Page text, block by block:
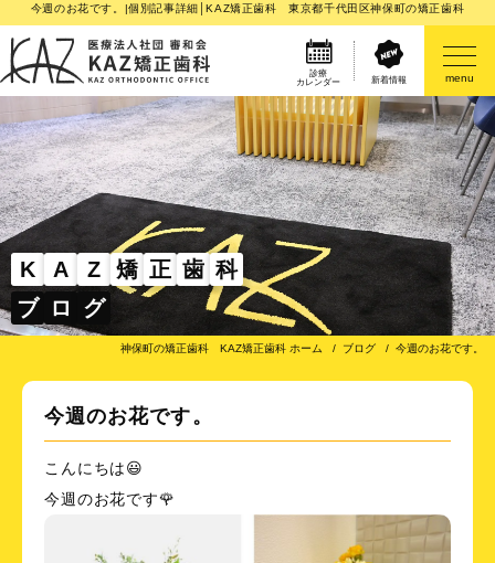
今週のお花です。|個別記事詳細│KAZ矯正歯科 東京都千代田区神保町の矯正歯科
診療
カレンダー
新着情報 menu
K A Z 矯 正 歯 科
ブ ロ グ
神保町の矯正歯科 KAZ矯正歯科 ホーム ブログ 今週のお花です。
今週のお花です。
こんにちは😃
今週のお花です🌹
医院案内
矯正歯科治療のご案内
矯正装置のご紹介
その他